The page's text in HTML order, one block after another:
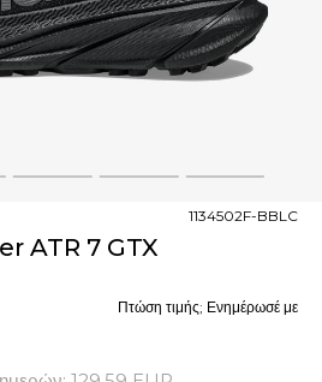
3 4 5
ATR 7 GTX
1134502F-BBLC
Πτώση τιμής; Ενημέρωσέ με